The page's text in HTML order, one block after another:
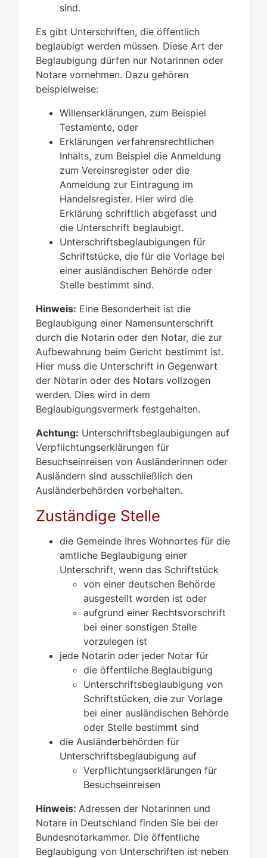
sind.
Es gibt Unterschriften, die öffentlich
beglaubigt werden müssen. Diese Art der
Beglaubigung dürfen nur Notarinnen oder
Notare vornehmen. Dazu gehören
beispielweise:
Willenserklärungen, zum Beispiel
Testamente, oder
Erklärungen verfahrensrechtlichen
Inhalts, zum Beispiel die Anmeldung
zum Vereinsregister oder die
Anmeldung zur Eintragung im
Handelsregister. Hier wird die
Erklärung schriftlich abgefasst und
die Unterschrift beglaubigt.
Unterschriftsbeglaubigungen für
Schriftstücke, die für die Vorlage bei
einer ausländischen Behörde oder
Stelle bestimmt sind.
Hinweis: Eine Besonderheit ist die
Beglaubigung einer Namensunterschrift
durch die Notarin oder den Notar, die zur
Aufbewahrung beim Gericht bestimmt ist.
Hier muss die Unterschrift in Gegenwart
der Notarin oder des Notars vollzogen
werden. Dies wird in dem
Beglaubigungsvermerk festgehalten.
Achtung: Unterschriftsbeglaubigungen auf
Verpflichtungserklärungen für
Besuchseinreisen von Ausländerinnen oder
Ausländern sind ausschließlich den
Ausländerbehörden vorbehalten.
Zuständige Stelle
die Gemeinde Ihres Wohnortes für die
amtliche Beglaubigung einer
Unterschrift, wenn das Schriftstück
von einer deutschen Behörde
ausgestellt worden ist oder
aufgrund einer Rechtsvorschrift
bei einer sonstigen Stelle
vorzulegen ist
jede Notarin oder jeder Notar für
die öffentliche Beglaubigung
Unterschriftsbeglaubigung von
Schriftstücken, die zur Vorlage
bei einer ausländischen Behörde
oder Stelle bestimmt sind
die Ausländerbehörden für
Unterschriftsbeglaubigung auf
Verpflichtungserklärungen für
Besuchseinreisen
Hinweis: Adressen der Notarinnen und
Notare in Deutschland finden Sie bei der
Bundesnotarkammer. Die öffentliche
Beglaubigung von Unterschriften ist neben